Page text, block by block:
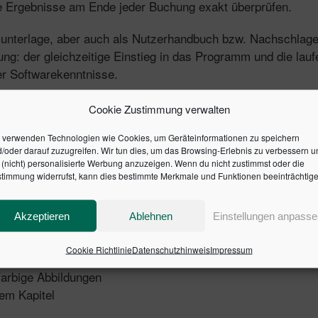
Cookie Zustimmung verwalten
verwenden Technologien wie Cookies, um Geräteinformationen zu speichern
oder darauf zuzugreifen. Wir tun dies, um das Browsing-Erlebnis zu verbessern
personalisierte Werbung anzuzeigen. Wenn du nicht zustimmst oder die
widerrufst, kann dies bestimmte Merkmale und Funktionen
Akzeptieren Ablehnen Einstellungen
Cookie RichtlinieDatenschutzhinweisImpressum
am Ende jeder Buchung exakt überprüfen.
aber auch als Nutzerhandbuch bzw.
der gleichzeitige Einstieg in das Programm und die
Softwarekenntnisse.
für Bilanzierung und Einnahmen-Überschuss-
und Buchungsvorlagen
und der Vorsteuer Buchungen finden, wie
DATEV-Schnittstelle
Kostenstellenerfassung und Budgetverwaltung
Abbildungen
Kapitel